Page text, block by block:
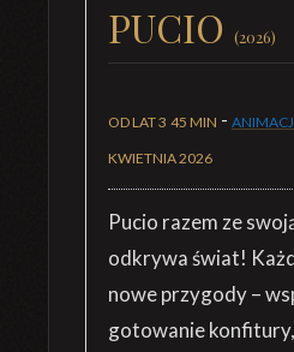
PUCIO (2026)
OD LAT 3 45 MIN -
KWIETNIA 2026
Pucio razem ze
odkrywa świat!
nowe przygody –
gotowanie